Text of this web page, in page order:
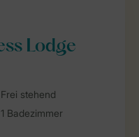
Lodge
Frei stehend
1 Badezimmer